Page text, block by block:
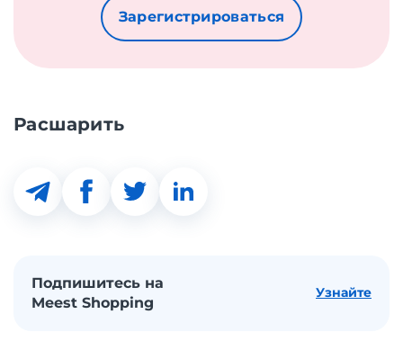
Зарегистрироваться
Расшарить
Подпишитесь на
Meest Shopping
Узнайте